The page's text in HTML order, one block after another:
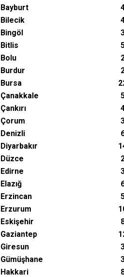
Bayburt
Bilecik
Bingöl
Bitlis
Bolu
Burdur
Bursa
Çanakkale
Çankırı
Çorum
Denizli
Diyarbakır
Düzce
Edirne
Elazığ
Erzincan
Erzurum
Eskişehir
Gaziantep
Giresun
Gümüşhane
Hakkari